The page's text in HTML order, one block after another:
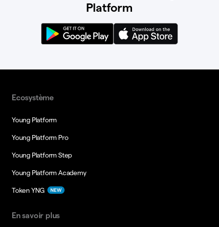
Platform
Ecosystème
Young Platform
Young Platform Pro
Young Platform Step
Young Platform Academy
Token YNG NEW
En savoir plus